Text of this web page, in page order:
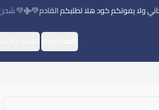
يفوتكم كود هلا لطلبكم القادم💚 💚 شحن